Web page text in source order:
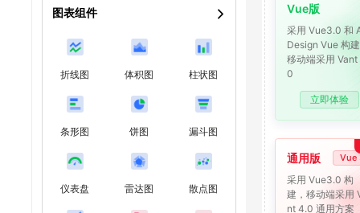
图表组件
折线图 体积图 柱状图
条形图 饼图 漏斗图
仪表盘 雷达图 散点图
Vue版
采用 Vue3.0 和
Design Vue 构
移动端采用 Vant
0
立即体验
通用版 Vue
采用 Vue3.0 构
建，移动端采用
nt 4.0 通用方案